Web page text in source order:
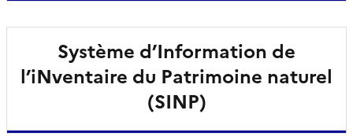
Système d’Information de
l’iNventaire du Patrimoine naturel
(SINP)